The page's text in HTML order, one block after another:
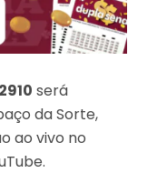
será
da Sorte,
ao vivo no